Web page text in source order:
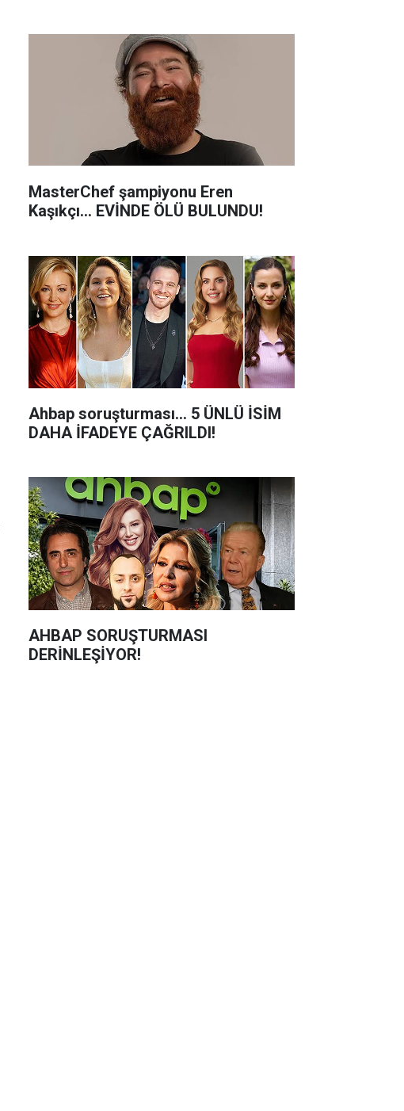
MasterChef şampiyonu Eren
Kaşıkçı... EVİNDE ÖLÜ BULUNDU!
Ahbap soruşturması... 5 ÜNLÜ İSİM
DAHA İFADEYE ÇAĞRILDI!
AHBAP SORUŞTURMASI
DERİNLEŞİYOR!